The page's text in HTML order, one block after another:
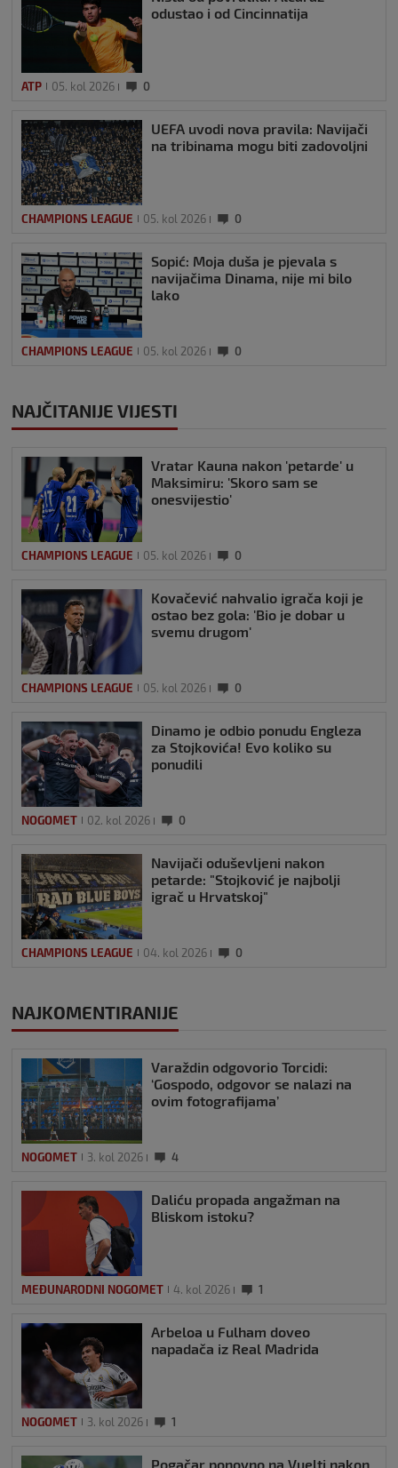
odustao i od Cincinnatija
ATP 05. kol 2026 0
UEFA uvodi nova pravila: Navijači
na tribinama mogu biti zadovoljni
CHAMPIONS LEAGUE 05. kol 2026 0
Sopić: Moja duša je pjevala s
navijačima Dinama, nije mi bilo
lako
CHAMPIONS LEAGUE 05. kol 2026 0
NAJČITANIJE VIJESTI
Vratar Kauna nakon 'petarde' u
Maksimiru: 'Skoro sam se
onesvijestio'
CHAMPIONS LEAGUE 05. kol 2026 0
Kovačević nahvalio igrača koji je
ostao bez gola: 'Bio je dobar u
svemu drugom'
CHAMPIONS LEAGUE 05. kol 2026 0
Dinamo je odbio ponudu Engleza
za Stojkovića! Evo koliko su
ponudili
NOGOMET 02. kol 2026 0
Navijači oduševljeni nakon
petarde: "Stojković je najbolji
igrač u Hrvatskoj"
CHAMPIONS LEAGUE 04. kol 2026 0
NAJKOMENTIRANIJE
Varaždin odgovorio Torcidi:
‘Gospodo, odgovor se nalazi na
ovim fotografijama’
NOGOMET 3. kol 2026 4
Daliću propada angažman na
Bliskom istoku?
MEĐUNARODNI NOGOMET 4. kol 2026 1
Arbeloa u Fulham doveo
napadača iz Real Madrida
NOGOMET 3. kol 2026 1
Pogačar ponovno na Vuelti nakon